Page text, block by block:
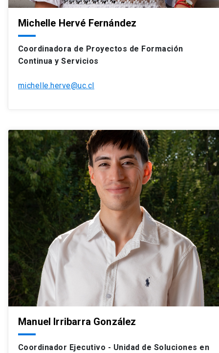
Michelle Hervé Fernández
Coordinadora de Proyectos de Formación
Continua y Servicios
michelle.herve@uc.cl
Manuel Irribarra González
Coordinador Ejecutivo - Unidad de Soluciones en